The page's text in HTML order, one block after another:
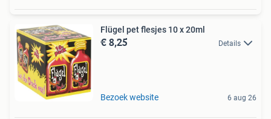
Flügel pet flesjes 10 x 20ml
€ 8,25 Details
Bezoek website 6 aug 26